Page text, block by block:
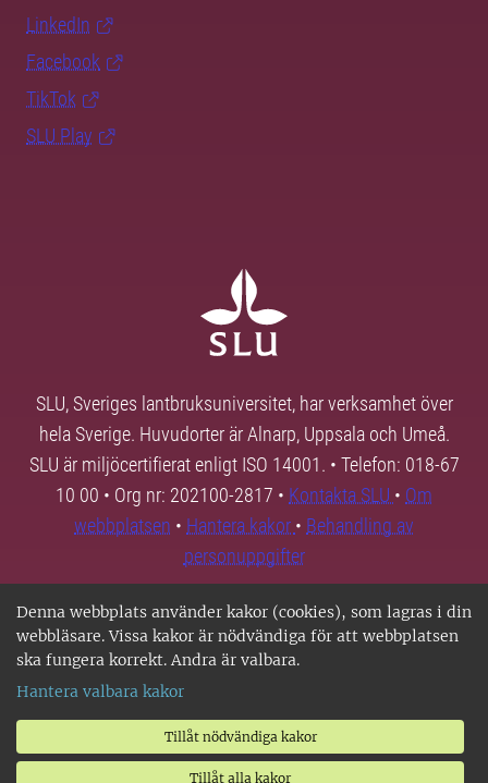
Denna webbplats använder kakor (cookies), som lagras i din
webbläsare. Vissa kakor är nödvändiga för att webbplatsen
ska fungera korrekt. Andra är valbara.
Hantera valbara kakor
Tillåt nödvändiga kakor
Tillåt alla kakor
LinkedIn
Facebook
TikTok
SLU Play
SLU, Sveriges lantbruksuniversitet, har verksamhet över
hela Sverige. Huvudorter är Alnarp, Uppsala och Umeå.
SLU är miljöcertifierat enligt ISO 14001. • Telefon: 018-67
10 00 • Org nr: 202100-2817 • Kontakta SLU • Om
webbplatsen • Hantera kakor • Behandling av
personuppgifter